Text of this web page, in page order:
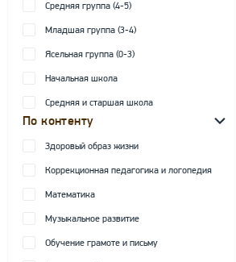
Средняя группа (4-5)
Младшая группа (3-4)
Ясельная группа (0-3)
Начальная школа
Средняя и старшая школа
По контенту
Здоровый образ жизни
Коррекционная педагогика и логопедия
Математика
Музыкальное развитие
Обучение грамоте и письму